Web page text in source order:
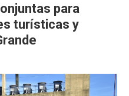
para
turísticas y